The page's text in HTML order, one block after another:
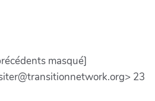
masqué]
23